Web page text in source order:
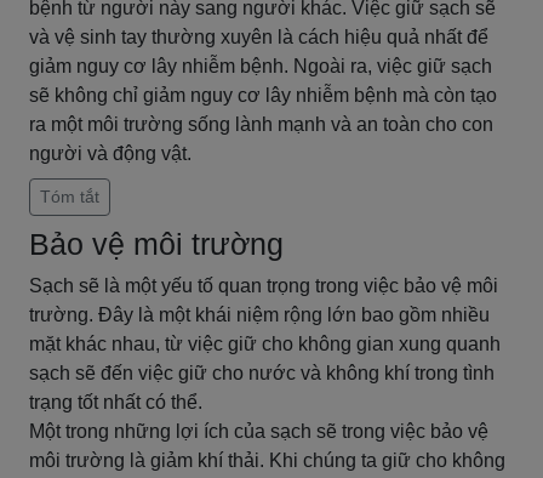
bệnh từ người này sang người khác. Việc giữ sạch sẽ
và vệ sinh tay thường xuyên là cách hiệu quả nhất để
giảm nguy cơ lây nhiễm bệnh. Ngoài ra, việc giữ sạch
sẽ không chỉ giảm nguy cơ lây nhiễm bệnh mà còn tạo
ra một môi trường sống lành mạnh và an toàn cho con
người và động vật.
Tóm tắt
Bảo vệ môi trường
Sạch sẽ là một yếu tố quan trọng trong việc bảo vệ môi
trường. Đây là một khái niệm rộng lớn bao gồm nhiều
mặt khác nhau, từ việc giữ cho không gian xung quanh
sạch sẽ đến việc giữ cho nước và không khí trong tình
trạng tốt nhất có thể.
Một trong những lợi ích của sạch sẽ trong việc bảo vệ
môi trường là giảm khí thải. Khi chúng ta giữ cho không